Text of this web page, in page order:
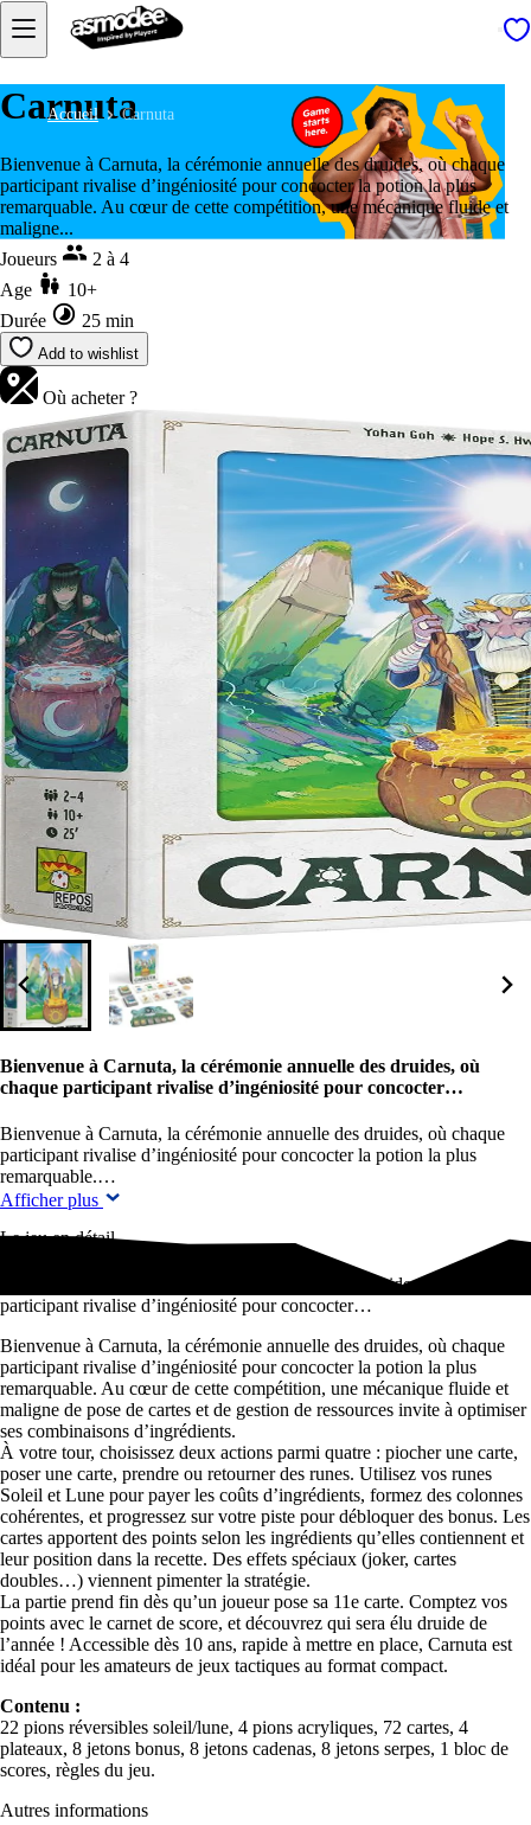
Accueil Carnuta
Carnuta
Bienvenue à Carnuta, la cérémonie annuelle des druides, où chaque
participant rivalise d’ingéniosité pour concocter la potion la plus
remarquable. Au cœur de cette compétition, une mécanique fluide et
maligne...
Joueurs
2 à 4
Age
10+
Durée
25 min
Add to wishlist
Où acheter ?
Bienvenue à Carnuta, la cérémonie annuelle des druides, où
chaque participant rivalise d’ingéniosité pour concocter…
Bienvenue à Carnuta, la cérémonie annuelle des druides, où chaque
participant rivalise d’ingéniosité pour concocter la potion la plus
remarquable.…
Afficher plus
Le jeu en détail
Bienvenue à Carnuta, la cérémonie annuelle des druides, où chaque
participant rivalise d’ingéniosité pour concocter…
Bienvenue à Carnuta, la cérémonie annuelle des druides, où chaque
participant rivalise d’ingéniosité pour concocter la potion la plus
remarquable. Au cœur de cette compétition, une mécanique fluide et
maligne de pose de cartes et de gestion de ressources invite à optimiser
ses combinaisons d’ingrédients.
À votre tour, choisissez deux actions parmi quatre : piocher une carte,
poser une carte, prendre ou retourner des runes. Utilisez vos runes
Soleil et Lune pour payer les coûts d’ingrédients, formez des colonnes
cohérentes, et progressez sur votre piste pour débloquer des bonus. Les
cartes apportent des points selon les ingrédients qu’elles contiennent et
leur position dans la recette. Des effets spéciaux (joker, cartes
doubles…) viennent pimenter la stratégie.
La partie prend fin dès qu’un joueur pose sa 11e carte. Comptez vos
points avec le carnet de score, et découvrez qui sera élu druide de
l’année ! Accessible dès 10 ans, rapide à mettre en place, Carnuta est
idéal pour les amateurs de jeux tactiques au format compact.
Contenu :
22 pions réversibles soleil/lune, 4 pions acryliques, 72 cartes, 4
plateaux, 8 jetons bonus, 8 jetons cadenas, 8 jetons serpes, 1 bloc de
scores, règles du jeu.
Autres informations